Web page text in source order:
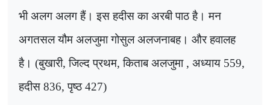
भी अलग अलग हैं। इस हदीस का अरबी पाठ है। मन
अगतसल यौम अलजुमा गोसुल अलजनाबह। और हवालह
है। (बुखारी,जिल्द प्रथम,किताब अलजुमा , अध्याय 559,
हदीस 836,पृष्ठ427)